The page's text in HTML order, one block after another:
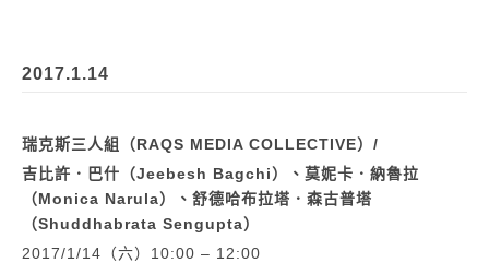
2017.1.14
瑞克斯三人組（RAQS MEDIA COLLECTIVE）/
吉比許．巴什（Jeebesh Bagchi）、莫妮卡．納魯拉
（Monica Narula）、舒德哈布拉塔．森古普塔
（Shuddhabrata Sengupta）
2017/1/14（六）10:00 – 12:00